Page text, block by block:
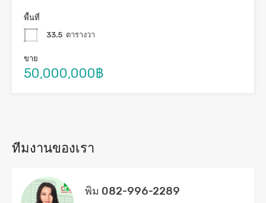
พื้นที่
33.5 ตารางวา
ขาย
50,000,000฿
ทีมงานของเรา
พิม 082-996-2289